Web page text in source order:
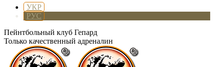
УКР
РУС
Пейнтбольный клуб Гепард
Только качественный адреналин